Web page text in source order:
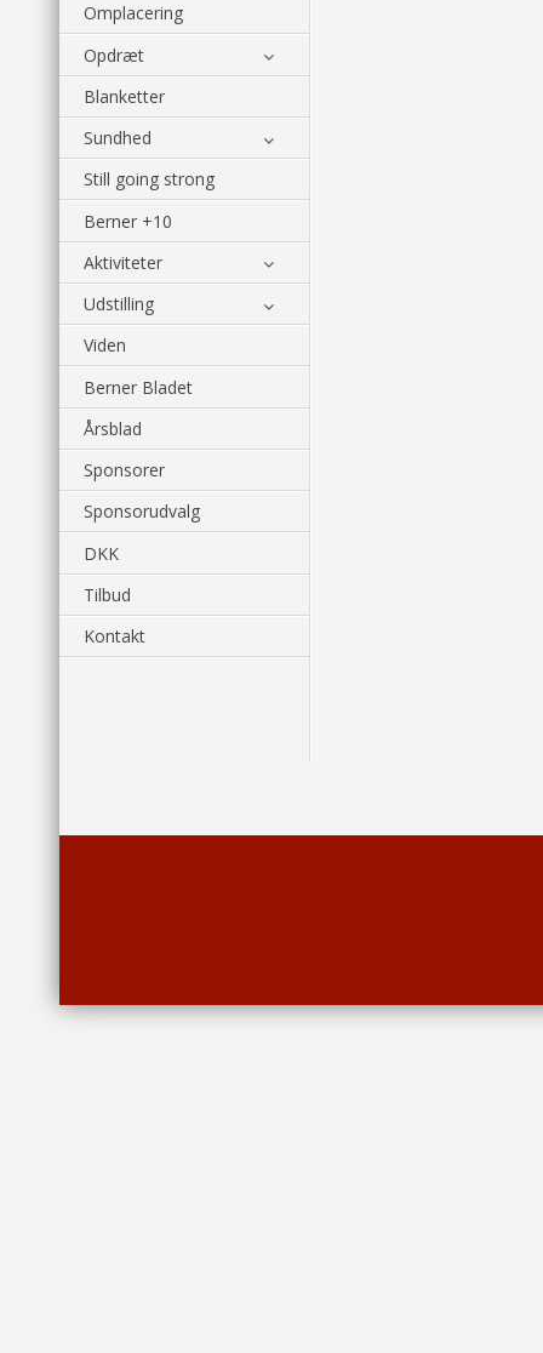
Omplacering
Opdræt
Blanketter
Sundhed
Still going strong
Berner +10
Aktiviteter
Udstilling
Viden
Berner Bladet
Årsblad
Sponsorer
Sponsorudvalg
DKK
Tilbud
Kontakt